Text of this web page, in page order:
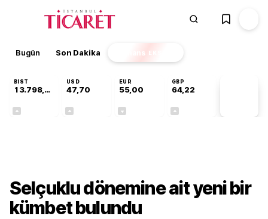
Bugün Son Dakika Finans EKSTRA
BIST
13.798,82
USD
47,70
EUR
55,00
GBP
64,22
Selçuklu dönemine ait yeni bir
kümbet bulundu